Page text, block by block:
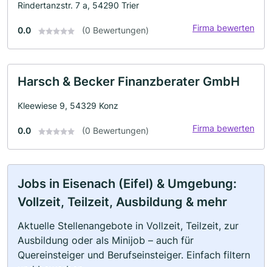
Rindertanzstr. 7 a, 54290 Trier
0.0 (0 Bewertungen) Firma bewerten
Harsch & Becker Finanzberater GmbH
Kleewiese 9, 54329 Konz
0.0 (0 Bewertungen) Firma bewerten
Jobs in Eisenach (Eifel) & Umgebung:
Vollzeit, Teilzeit, Ausbildung & mehr
Aktuelle Stellenangebote in Vollzeit, Teilzeit, zur
Ausbildung oder als Minijob – auch für
Quereinsteiger und Berufseinsteiger. Einfach filtern